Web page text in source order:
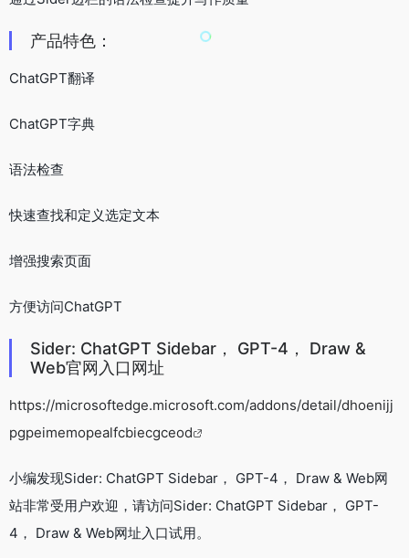
产品特色：
ChatGPT翻译
ChatGPT字典
语法检查
快速查找和定义选定文本
增强搜索页面
方便访问ChatGPT
Sider: ChatGPT Sidebar， GPT-4， Draw &
Web官网入口网址
https://microsoftedge.microsoft.com/addons/detail/dhoenijj
pgpeimemopealfcbiecgceod
小编发现Sider: ChatGPT Sidebar， GPT-4， Draw & Web网
站非常受用户欢迎，请访问Sider: ChatGPT Sidebar， GPT-
4， Draw & Web网址入口试用。